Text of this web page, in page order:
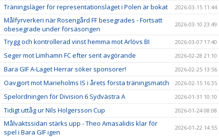
Träningsläger för representationslaget i Polen är bokat 2026-03-15 11:44
Målfyrverkeri när Rosengård FF besegrades - Fortsatt
obesegrade under försäsongen
2026-03-10 23:49
Trygg och kontrollerad vinst hemma mot Arlövs BI 2026-03-07 17:40
Seger mot Limhamn FC efter sent avgörande 2026-02-28 21:10
Bara GIF A-Laget Herrar söker sponsorer! 2026-02-25 13:56
Oavgjort mot Marieholms IS i årets första träningsmatch 2026-02-15 16:35
Spelordningen för Division 6 Sydvästra A 2026-01-31 10:10
Tidigt uttåg ur Nils Holgersson Cup 2026-01-24 08:08
Målvaktssidan stärks upp - Theo Amasalidis klar för
spel i Bara GIF igen
2026-01-22 14:55